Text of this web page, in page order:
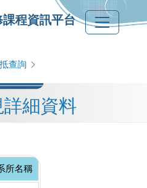
課程資訊平台
查詢
細資料
所名稱